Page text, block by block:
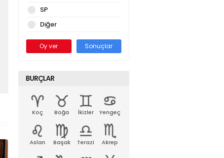
SP
Diğer
Oy ver Sonuçlar
BURÇLAR
Koç Boğa İkizler Yengeç
Aslan Başak Terazi Akrep